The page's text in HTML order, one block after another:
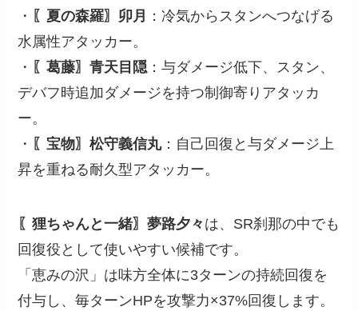
・ 〖夏の森羅〗卯月
：冷気からスタンへつなげる
水属性アタッカー。
・ 〖葛藤〗青天目隠 ：与ダメージ低下、スタン、
デバフ時追加ダメージを持つ制御寄りアタッカ
ー。
・ 〖宝物〗松守義信丸：自己回復と与ダメージ上
昇を重ねる耐久型アタッカー。
〖狸ちゃんと一緒〗夢路夕々 は、SR刹那の中でも
回復役として使いやすい候補です。
「恵みの沢」は味方全体に3ターンの持続回復を
付与し、毎ターンHPを攻撃力×37%回復します。